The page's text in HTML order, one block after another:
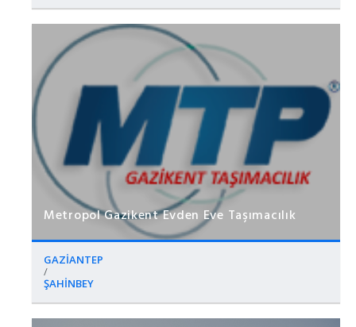
Metropol Gazikent Evden Eve Taşımacılık
GAZİANTEP
/
ŞAHİNBEY